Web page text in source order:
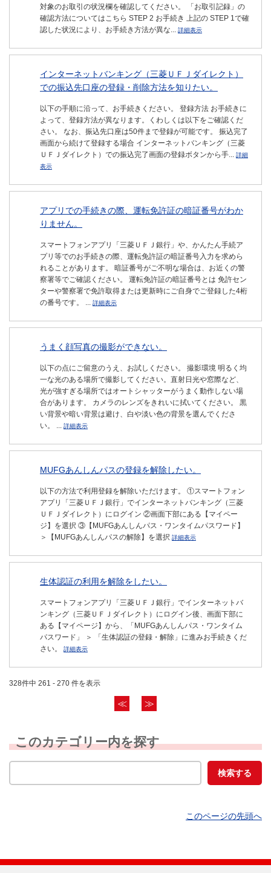
対象のお取引の状況欄を確認してください。 「お取引記録」の
確認方法についてはこちら STEP 2 お手続き 上記の STEP 1で確
認した状況により、お手続き方法が異な... 詳細表示
インターネットバンキング（三菱ＵＦＪダイレクト）
での振込先口座の登録・削除方法を知りたい。
以下の手順に沿って、お手続きください。 登録方法 お手続きに
よって、登録方法が異なります。くわしくは以下をご確認くだ
さい。 なお、振込先口座は50件まで登録が可能です。 振込完了
画面から続けて登録する場合 インターネットバンキング（三菱
ＵＦＪダイレクト）での振込完了画面の登録ボタンから手... 詳細
表示
アプリでの手続きの際、運転免許証の暗証番号がわか
りません。
スマートフォンアプリ「三菱ＵＦＪ銀行」や、かんたん手続ア
プリ等でのお手続きの際、運転免許証の暗証番号入力を求めら
れることがあります。 暗証番号がご不明な場合は、お近くの警
察署等でご確認ください。 運転免許証の暗証番号とは 免許セン
ターや警察署で免許取得または更新時にご自身でご登録した4桁
の番号です。 ... 詳細表示
うまく顔写真の撮影ができない。
以下の点にご留意のうえ、お試しください。 撮影環境 明るく均
一な光のある場所で撮影してください。直射日光や窓際など、
光が強すぎる場所ではオートシャッターがうまく動作しない場
合があります。 カメラのレンズをきれいに拭いてください。 黒
い背景や暗い背景は避け、白や淡い色の背景を選んでくださ
い。 ... 詳細表示
MUFGあんしんパスの登録を解除したい。
以下の方法で利用登録を解除いただけます。 ①スマートフォン
アプリ「三菱ＵＦＪ銀行」でインターネットバンキング（三菱
ＵＦＪダイレクト）にログイン ②画面下部にある【マイペー
ジ】を選択 ③【MUFGあんしんパス・ワンタイムパスワード】
＞【MUFGあんしんパスの解除】を選択 詳細表示
生体認証の利用を解除をしたい。
スマートフォンアプリ「三菱ＵＦＪ銀行」でインターネットバ
ンキング（三菱ＵＦＪダイレクト）にログイン後、画面下部に
ある【マイページ】から、「MUFGあんしんパス・ワンタイム
パスワード」 ＞ 「生体認証の登録・解除」に進みお手続きくだ
さい。
詳細表示
328件中 261 - 270 件を表示
≪ ≫
このカテゴリー内を探す
このページの先頭へ